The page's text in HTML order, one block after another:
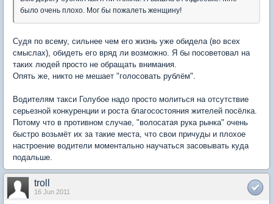
было очень плохо. Мог бы пожалеть женщину!
Судя по всему, сильнее чем его жизнь уже обидела (во всех
смыслах), обидеть его вряд ли возможно. Я бы посоветовал на
таких людей просто не обращать внимания.
Опять же, никто не мешает "голосовать рублём".
Водителям такси Голубое надо просто молиться на отсутствие
серьезной конкуренции и роста благосостояния жителей посёлка.
Потому что в противном случае, "волосатая рука рынка" очень
быстро возьмёт их за такие места, что свои причуды и плохое
настроение водители моментально научаться засовывать куда
подальше.
troll
16 Jun 2011